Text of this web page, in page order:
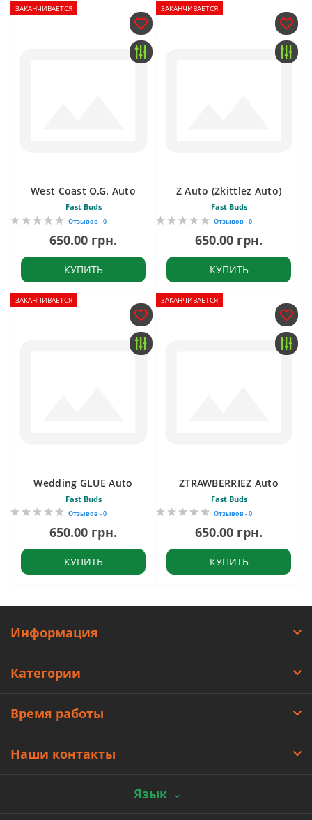
ЗАКАНЧИВАЕТСЯ
West Coast O.G. Auto
Fast Buds
Отзывов - 0
650.00 грн.
КУПИТЬ
ЗАКАНЧИВАЕТСЯ
Z Auto (Zkittlez Auto)
Fast Buds
Отзывов - 0
650.00 грн.
КУПИТЬ
ЗАКАНЧИВАЕТСЯ
Wedding GLUE Auto
Fast Buds
Отзывов - 0
650.00 грн.
КУПИТЬ
ЗАКАНЧИВАЕТСЯ
ZTRAWBERRIEZ Auto
Fast Buds
Отзывов - 0
650.00 грн.
КУПИТЬ
Информация
Категории
Время работы
Наши контакты
Язык